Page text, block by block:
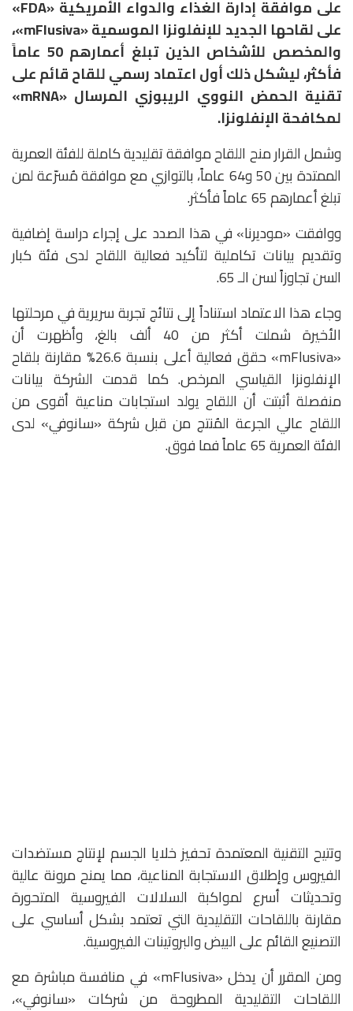
على موافقة إدارة الغذاء والدواء الأمريكية «FDA»
على لقاحها الجديد للإنفلونزا الموسمية «mFlusiva»،
والمخصص للأشخاص الذين تبلغ أعمارهم 50 عاماً
فأكثر، ليشكل ذلك أول اعتماد رسمي للقاح قائم على
تقنية الحمض النووي الريبوزي المرسال «mRNA»
لمكافحة الإنفلونزا.
وشمل القرار منح اللقاح موافقة تقليدية كاملة للفئة العمرية
الممتدة بين 50 و64 عاماً، بالتوازي مع موافقة مُسرّعة لمن
تبلغ أعمارهم 65 عاماً فأكثر.
ووافقت «موديرنا» في هذا الصدد على إجراء دراسة إضافية
وتقديم بيانات تكاملية لتأكيد فعالية اللقاح لدى فئة كبار
السن تجاوزاً لسن الـ 65.
وجاء هذا الاعتماد استناداً إلى نتائج تجربة سريرية في مرحلتها
الأخيرة شملت أكثر من 40 ألف بالغ، وأظهرت أن
«mFlusiva» حقق فعالية أعلى بنسبة 26.6% مقارنة بلقاح
الإنفلونزا القياسي المرخص. كما قدمت الشركة بيانات
منفصلة أثبتت أن اللقاح يولد استجابات مناعية أقوى من
اللقاح عالي الجرعة المُنتج من قبل شركة «سانوفي» لدى
الفئة العمرية 65 عاماً فما فوق.
وتتيح التقنية المعتمدة تحفيز خلايا الجسم لإنتاج مستضدات
الفيروس وإطلاق الاستجابة المناعية، مما يمنح مرونة عالية
وتحديثات أسرع لمواكبة السلالات الفيروسية المتحورة
مقارنة باللقاحات التقليدية التي تعتمد بشكل أساسي على
التصنيع القائم على البيض والبروتينات الفيروسية.
ومن المقرر أن يدخل «mFlusiva» في منافسة مباشرة مع
اللقاحات التقليدية المطروحة من شركات «سانوفي»،